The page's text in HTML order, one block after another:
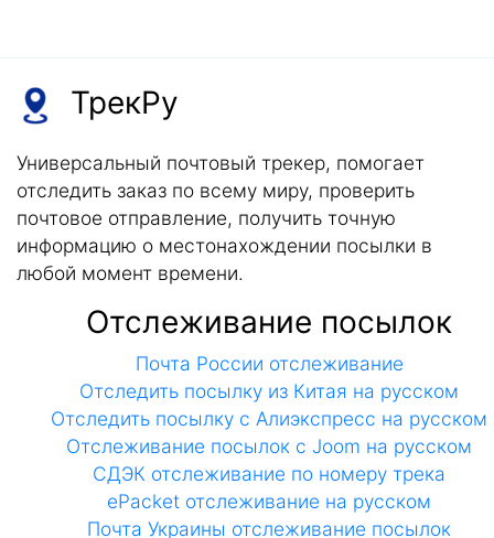
ТрекРу
Универсальный почтовый трекер, помогает
отследить заказ по всему миру, проверить
почтовое отправление, получить точную
информацию о местонахождении посылки в
любой момент времени.
Отслеживание посылок
Почта России отслеживание
Отследить посылку из Китая на русском
Отследить посылку с Алиэкспресс на русском
Отслеживание посылок с Joom на русском
СДЭК отслеживание по номеру трека
ePacket отслеживание на русском
Почта Украины отслеживание посылок